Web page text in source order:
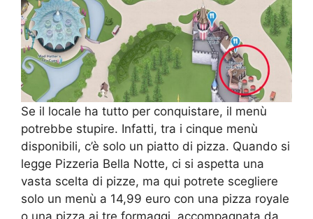
Se il locale ha tutto per conquistare, il menù
potrebbe stupire. Infatti, tra i cinque menù
disponibili, c’è solo un piatto di pizza. Quando si
legge Pizzeria Bella Notte, ci si aspetta una
vasta scelta di pizze, ma qui potrete scegliere
solo un menù a 14,99 euro con una pizza royale
o una pizza ai tre formaggi, accompagnata da